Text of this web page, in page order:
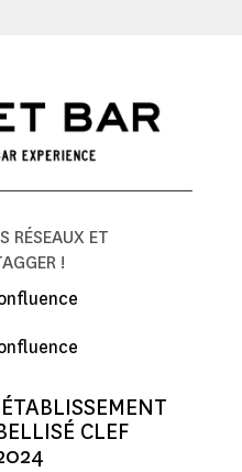
RÉSEAUX ET
!
CLEF